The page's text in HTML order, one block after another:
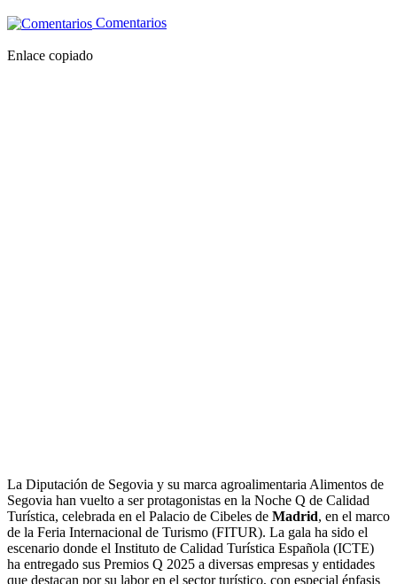
Comentarios
Enlace copiado
La Diputación de Segovia y su marca agroalimentaria Alimentos de
Segovia han vuelto a ser protagonistas en la Noche Q de Calidad
Turística, celebrada en el Palacio de Cibeles de Madrid, en el marco
de la Feria Internacional de Turismo (FITUR). La gala ha sido el
escenario donde el Instituto de Calidad Turística Española (ICTE)
ha entregado sus Premios Q 2025 a diversas empresas y entidades
que destacan por su labor en el sector turístico, con especial énfasis